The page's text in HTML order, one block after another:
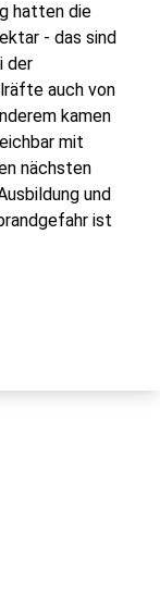
hatten die
- das sind
der
auch von
kamen
mit
nächsten
und
ist